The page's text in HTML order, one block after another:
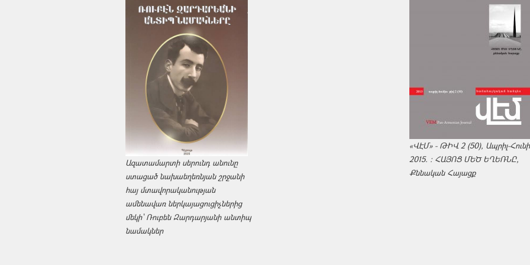
Ազատամարտի սերունդ անունը
ստացած նախաեղեռնյան շրջանի
հայ մտավորականության
ամենավառ ներկայացուցիչներից
մեկի՝ Ռուբեն Զարդարյանի անտիպ
նամակներ
«ՎԷՄ» - ԹԻՎ 2 (50), Ապրիլ-
2015. : ՀԱՅՈՑ ՄԵԾ ԵՂԵՌՆԸ,
Քննական Հայացք